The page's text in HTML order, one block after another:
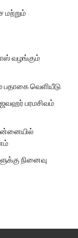
மற்றும்
வழங்கும்
பதாகை வெளியீடு
பரமசிவம்
நினைவு